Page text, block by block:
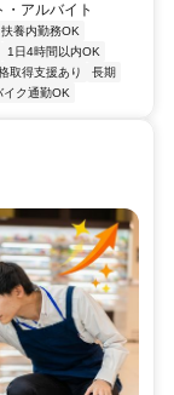
・アルバイト
扶養内勤務OK
1日4時間以内OK
取得支援あり
長期
イク通勤OK